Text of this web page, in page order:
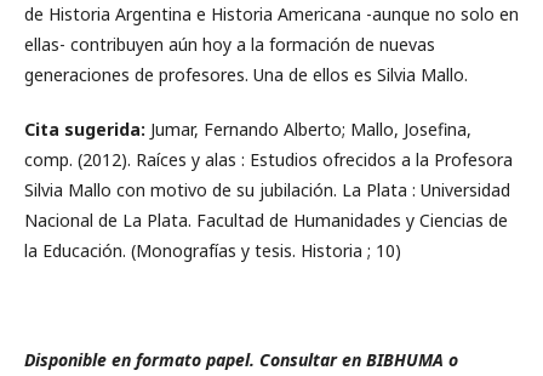
de Historia Argentina e Historia Americana -aunque no solo en
ellas- contribuyen aún hoy a la formación de nuevas
generaciones de profesores. Una de ellos es Silvia Mallo.
Cita sugerida: Jumar, Fernando Alberto; Mallo, Josefina,
comp. (2012). Raíces y alas : Estudios ofrecidos a la Profesora
Silvia Mallo con motivo de su jubilación. La Plata : Universidad
Nacional de La Plata. Facultad de Humanidades y Ciencias de
la Educación. (Monografías y tesis. Historia ; 10)
Disponible en formato papel. Consultar en BIBHUMA o